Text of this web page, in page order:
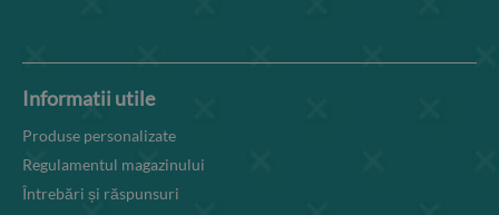
Informatii utile
Produse personalizate
Regulamentul magazinului
Întrebări și răspunsuri